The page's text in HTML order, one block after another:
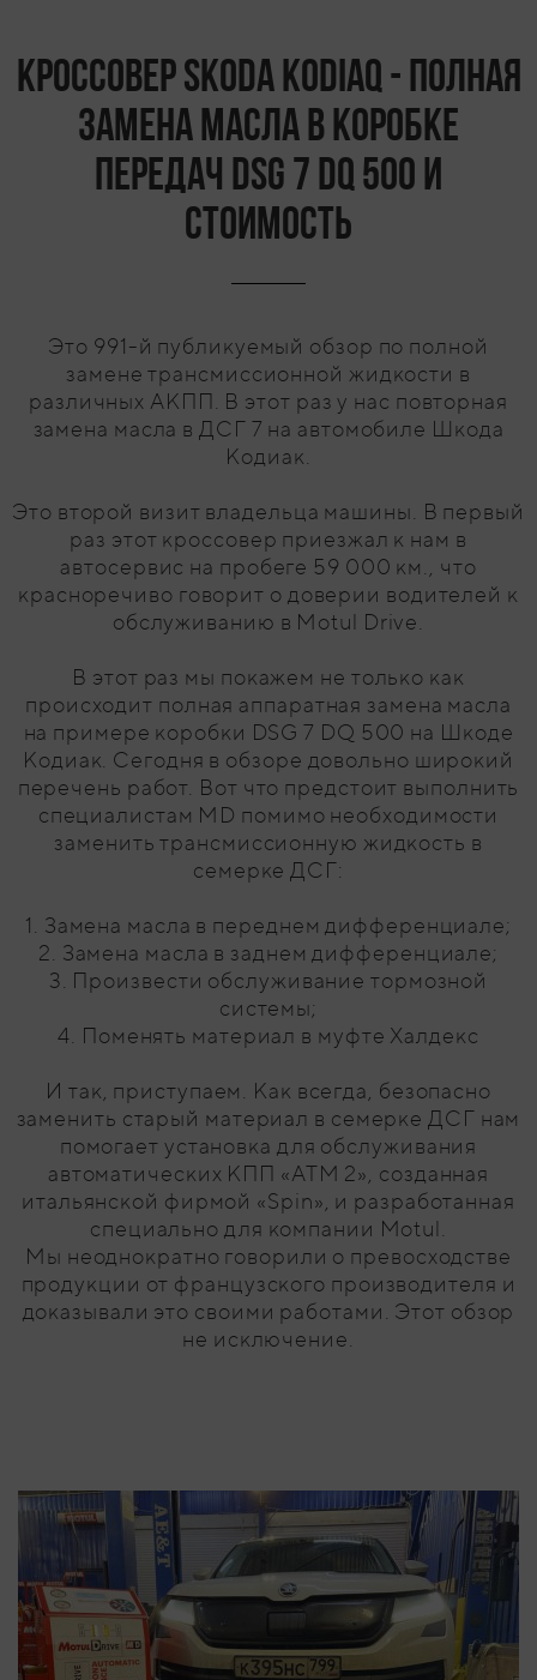
Кроссовер Skoda kodiaq - полная
замена масла в коробке
передач DSG 7 DQ 500 и
стоимость
Это 991-й публикуемый обзор по полной
замене трансмиссионной жидкости в
различных АКПП. В этот раз у нас повторная
замена масла в ДСГ 7 на автомобиле Шкода
Кодиак.
Это второй визит владельца машины. В первый
раз этот кроссовер приезжал к нам в
автосервис на пробеге 59 000 км., что
красноречиво говорит о доверии водителей к
обслуживанию в Motul Drive.
В этот раз мы покажем не только как
происходит полная аппаратная замена масла
на примере коробки DSG 7 DQ 500 на Шкоде
Кодиак. Сегодня в обзоре довольно широкий
перечень работ. Вот что предстоит выполнить
специалистам MD помимо необходимости
заменить трансмиссионную жидкость в
семерке ДСГ:
1. Замена масла в переднем дифференциале;
2. Замена масла в заднем дифференциале;
3. Произвести обслуживание тормозной
системы;
4. Поменять материал в муфте Халдекс
И так, приступаем. Как всегда, безопасно
заменить старый материал в семерке ДСГ нам
помогает установка для обслуживания
автоматических КПП «ATM 2», созданная
итальянской фирмой «Spin», и разработанная
специально для компании Motul.
Мы неоднократно говорили о превосходстве
продукции от французского производителя и
доказывали это своими работами. Этот обзор
не исключение.